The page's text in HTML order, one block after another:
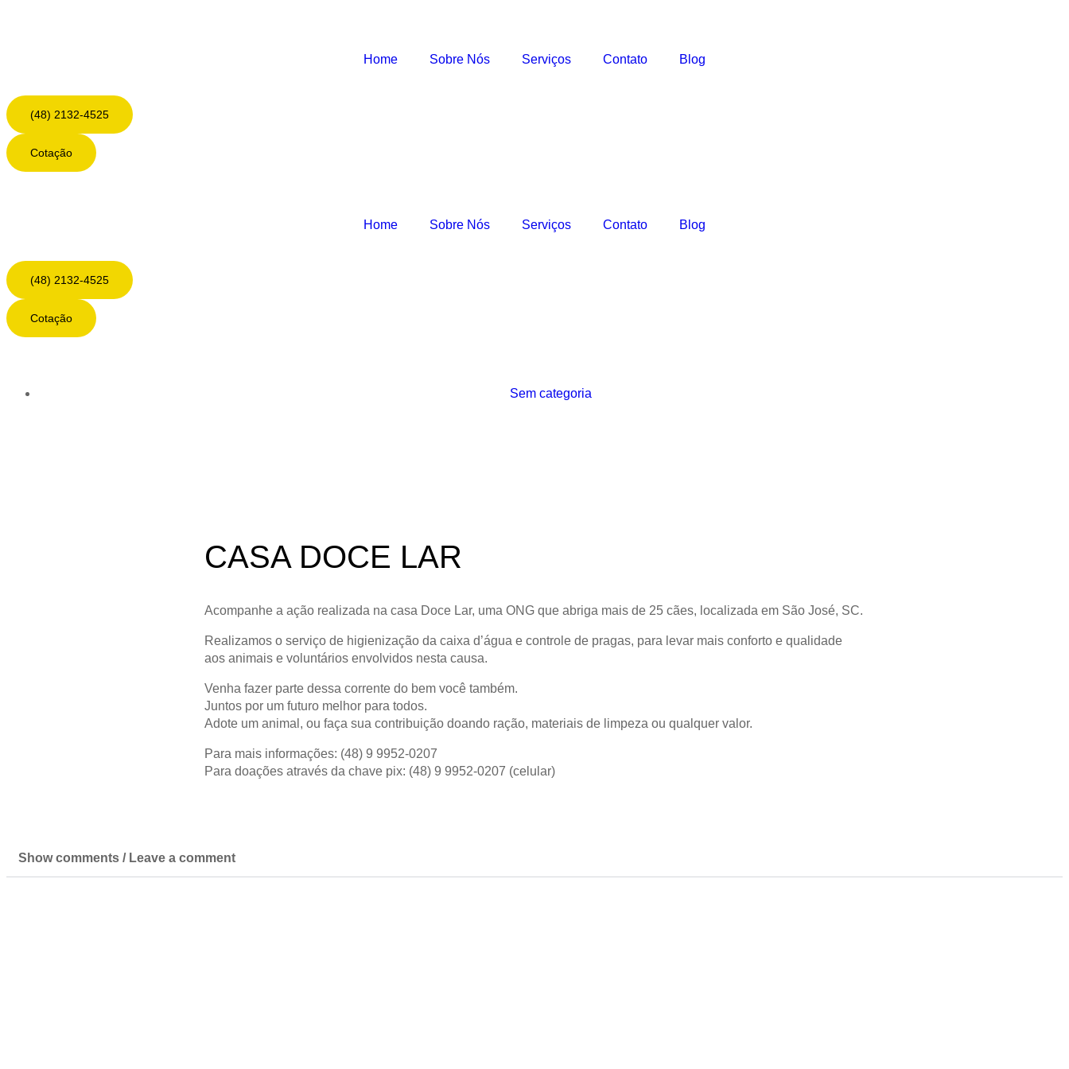
Home Sobre Nós Serviços Contato Blog
(48) 2132-4525
Cotação
Home Sobre Nós Serviços Contato Blog
(48) 2132-4525
Cotação
Sem categoria
CASA DOCE LAR
Acompanhe a ação realizada na casa Doce Lar, uma ONG que abriga mais de 25 cães, localizada em São José, SC.
Realizamos o serviço de higienização da caixa d’água e controle de pragas, para levar mais conforto e qualidade
aos animais e voluntários envolvidos nesta causa.
Venha fazer parte dessa corrente do bem você também.
Juntos por um futuro melhor para todos.
Adote um animal, ou faça sua contribuição doando ração, materiais de limpeza ou qualquer valor.
Para mais informações: (48) 9 9952-0207
Para doações através da chave pix: (48) 9 9952-0207 (celular)
Show comments / Leave a comment